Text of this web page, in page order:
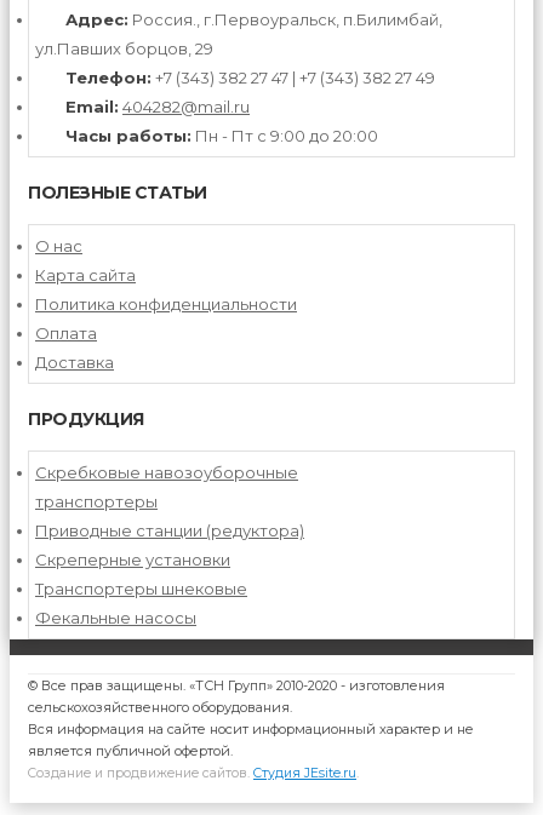
Адрес: Россия., г.Первоуральск, п.Билимбай,
ул.Павших борцов, 29
Телефон: +7 (343) 382 27 47 | +7 (343) 382 27 49
Email: 404282@mail.ru
Часы работы: Пн - Пт с 9:00 до 20:00
ПОЛЕЗНЫЕ СТАТЬИ
О нас
Карта сайта
Политика конфиденциальности
Оплата
Доставка
ПРОДУКЦИЯ
Скребковые навозоуборочные
транспортеры
Приводные станции (редуктора)
Скреперные установки
Транспортеры шнековые
Фекальные насосы
© Все прав защищены. «ТСН Групп» 2010-2020 - изготовления
сельскохозяйственного оборудования.
Вся информация на сайте носит информационный характер и не
является публичной офертой.
Создание и продвижение сайтов. Студия JEsite.ru.